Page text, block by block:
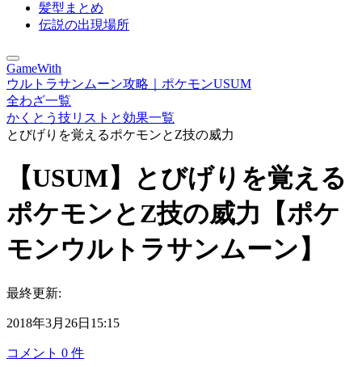
髪型まとめ
伝説の出現場所
GameWith
ウルトラサンムーン攻略｜ポケモンUSUM
全わざ一覧
かくとう技リストと効果一覧
とびげりを覚えるポケモンとZ技の威力
【USUM】とびげりを覚える
ポケモンとZ技の威力【ポケ
モンウルトラサンムーン】
最終更新:
2018年3月26日15:15
コメント 0 件